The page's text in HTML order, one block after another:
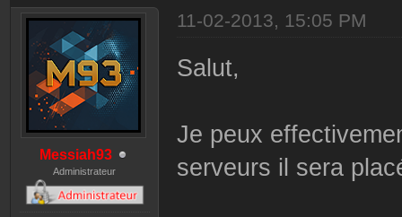
Messiah93
Administrateur
11-02-2013, 15:05 PM
Salut,
Je peux
serveurs il sera